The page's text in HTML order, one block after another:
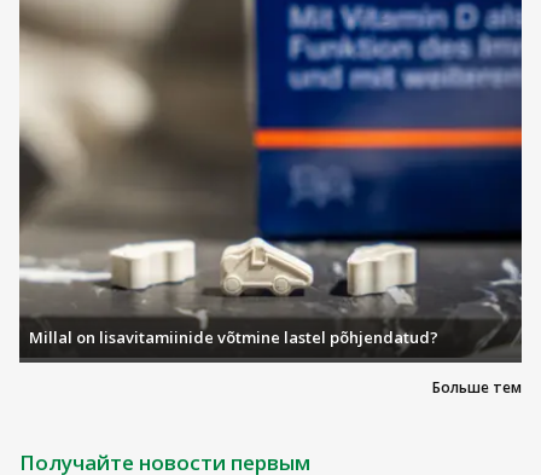
Больше тем
Millal on lisavitamiinide võtmine lastel põhjendatud?
Получайте новости первым